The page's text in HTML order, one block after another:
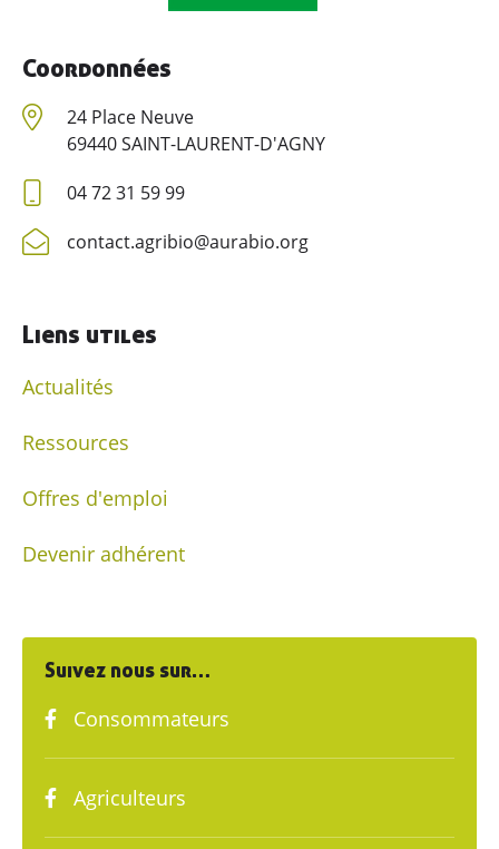
Coordonnées
24 Place Neuve
69440 SAINT-LAURENT-D'AGNY
04 72 31 59 99
contact.agribio@aurabio.org
Liens utiles
Actualités
Ressources
Offres d'emploi
Devenir adhérent
Suivez nous sur…
Consommateurs
Agriculteurs